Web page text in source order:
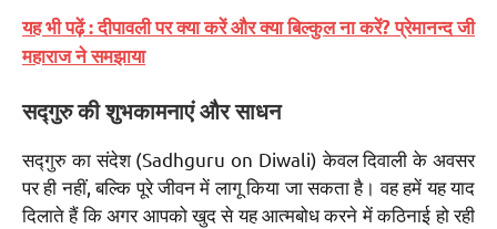
यह भी पढ़ें : दीपावली पर क्या करें और क्या बिल्कुल ना करें? प्रेमानन्द जी
महाराज ने समझाया
सद्गुरु की शुभकामनाएं और साधन
सद्गुरु का संदेश (Sadhguru on Diwali) केवल दिवाली के अवसर
पर ही नहीं, बल्कि पूरे जीवन में लागू किया जा सकता है। वह हमें यह याद
दिलाते हैं कि अगर आपको खुद से यह आत्मबोध करने में कठिनाई हो रही